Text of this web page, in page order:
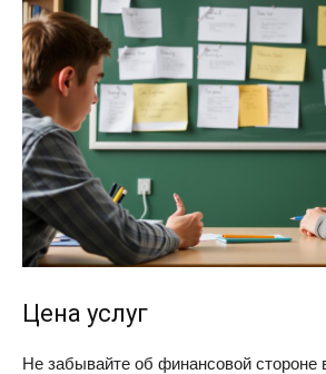
Цена услуг
Не забывайте об финансовой стороне